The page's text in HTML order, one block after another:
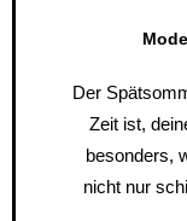
Der Spätsommer ist da und das bedeutet, dass es
Zeit ist,
besonders,
nicht nur